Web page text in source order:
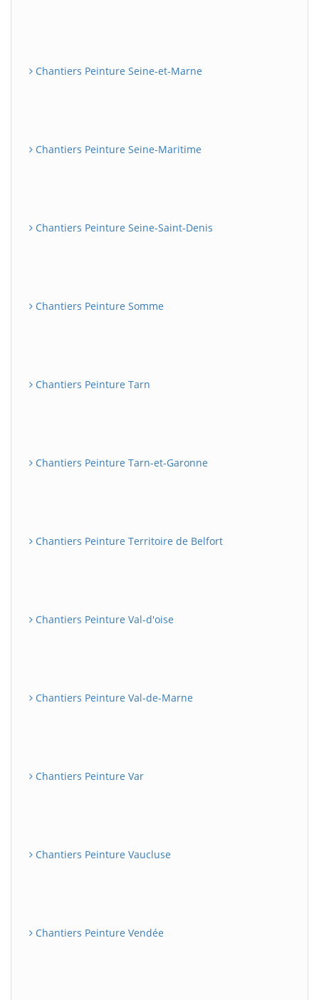
Chantiers Peinture Seine-et-Marne
Chantiers Peinture Seine-Maritime
Chantiers Peinture Seine-Saint-Denis
Chantiers Peinture Somme
Chantiers Peinture Tarn
Chantiers Peinture Tarn-et-Garonne
Chantiers Peinture Territoire de Belfort
Chantiers Peinture Val-d'oise
Chantiers Peinture Val-de-Marne
Chantiers Peinture Var
Chantiers Peinture Vaucluse
Chantiers Peinture Vendée